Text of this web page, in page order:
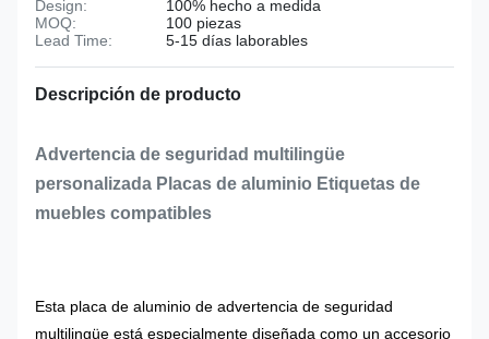
Design:
100% hecho a medida
MOQ:
100 piezas
Lead Time:
5-15 días laborables
Descripción de producto
Advertencia de seguridad multilingüe
personalizada Placas de aluminio Etiquetas de
muebles compatibles
Esta placa de aluminio de advertencia de seguridad
multilingüe está especialmente diseñada como un accesorio